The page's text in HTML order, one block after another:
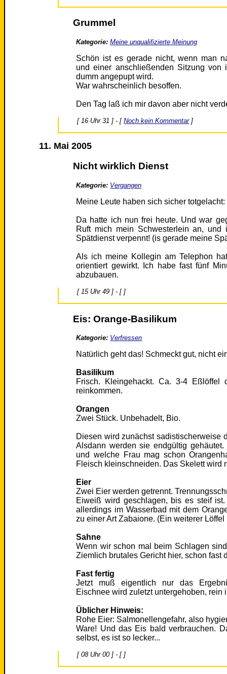
Grummel
Kategorie: Meine unqualifizierte Meinung
Schön ist es gerade nicht, wenn man
und einer anschließenden Sitzung von
dumm angepupt wird.
War wahrscheinlich besoffen.
Den Tag laß ich mir davon aber nicht
[ 16 Uhr 31 ] - [Noch kein Kommentar]
11. Mai 2005
Nicht wirklich Dienst
Kategorie: Vergangen
Meine Leute haben sich sicher totgelacht:
Da hatte ich nun frei heute. Und war
Ruft mich mein Schwesterlein an, und
Spätdienst verpennt! (is gerade meine
Als ich meine Kollegin am Telephon
orientiert gewirkt. Ich habe fast fünf
abzubauen.
[ 15 Uhr 49 ] - [ ]
Eis: Orange-Basilikum
Kategorie: Verfressen
Natürlich geht das! Schmeckt gut, nicht
Basilikum
Frisch. Kleingehackt. Ca. 3-4
reinkommen.
Orangen
Zwei Stück. Unbehadelt, Bio.
Diesen wird zunächst sadistischerweise
Alsdann werden sie endgültig
und welche Frau mag schon
Fleisch kleinschneiden. Das Skelett wird
Eier
Zwei Eier werden getrennt.
Eiweiß wird geschlagen, bis es steif
allerdings im Wasserbad mit dem
zu einer Art Zabaione. (Ein weiterer
Sahne
Wenn wir schon mal beim Schlagen
Ziemlich brutales Gericht hier, schon fast
Fast fertig
Jetzt muß eigentlich nur das
Eischnee wird zuletzt untergehoben, rein
Üblicher Hinweis:
Rohe Eier: Salmonellengefahr, also
Ware! Und das Eis bald verbrauchen.
selbst, es ist so lecker...
[ 08 Uhr 00 ] - [ ]